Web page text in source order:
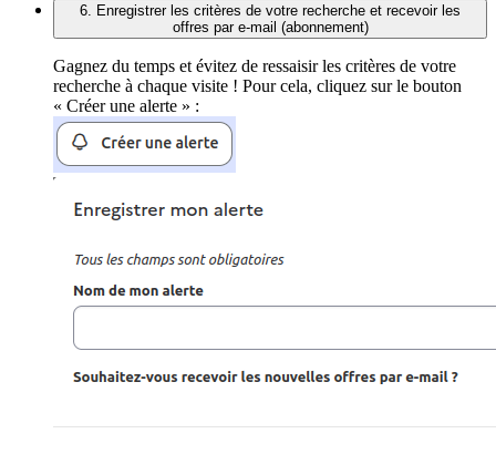
6. Enregistrer les critères de votre recherche et recevoir les
offres par e-mail (abonnement)
Gagnez du temps et évitez de ressaisir les critères de votre
recherche à chaque visite ! Pour cela, cliquez sur le bouton
« Créer une alerte » :